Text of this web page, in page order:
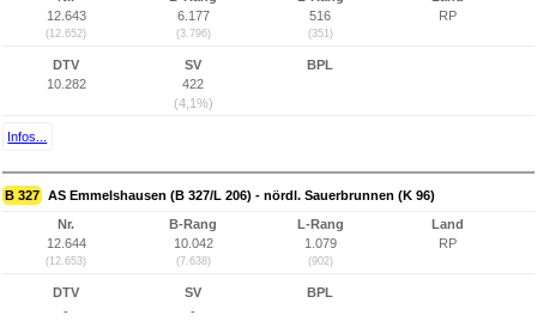
12.643
(12.652)
6.177
(3.796)
516
(351)
RP
DTV
10.282
SV
422
(4,1%)
BPL
Infos...
B 327 AS Emmelshausen (B 327/L 206) - nördl. Sauerbrunnen (K 96)
Nr.
12.644
(12.653)
B-Rang
10.042
(7.638)
L-Rang
1.079
(902)
Land
RP
DTV
-
SV
-
BPL